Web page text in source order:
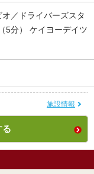
／ドライバーズスタ
5分） ケイヨーデイツ
施設情報
る